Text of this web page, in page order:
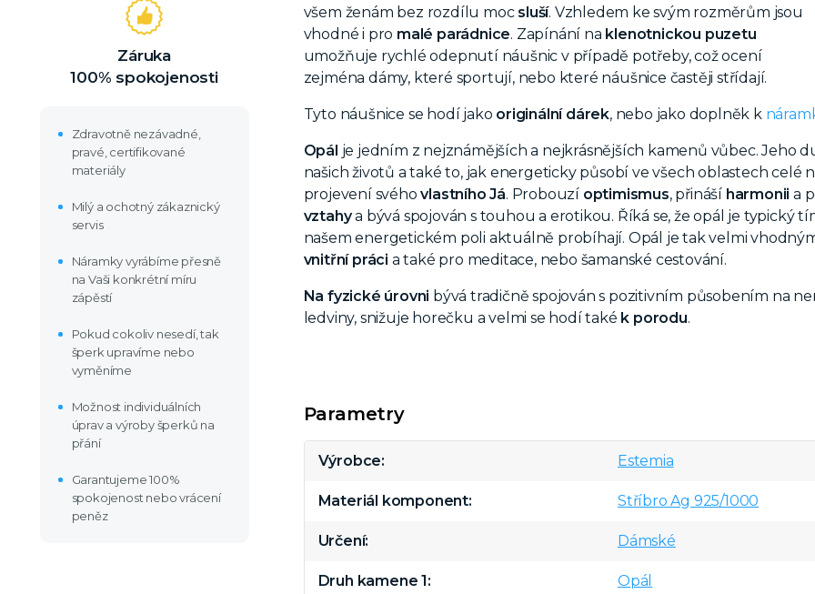
Záruka
100% spokojenosti
Zdravotně nezávadné,
pravé, certifikované
materiály
Milý a ochotný zákaznický
servis
Náramky vyrábíme přesně
na Vaši konkrétní míru
zápěstí
Pokud cokoliv nesedí, tak
šperk upravíme nebo
vyměníme
Možnost individuálních
úprav a výroby šperků na
přání
Garantujeme 100%
spokojenost nebo vrácení
peněz
všem ženám bez rozdílu moc sluší. Vzhledem ke svým rozměrům jsou
vhodné i pro malé parádnice. Zapínání na klenotnickou puzetu
umožňuje rychlé odepnutí náušnic v případě potřeby, což ocení
zejména dámy, které sportují, nebo které náušnice častěji střídají.
Tyto náušnice se hodí jako originální dárek, nebo jako doplněk k
Opál je jedním z nejznámějších a nejkrásnějších kamenů vůbec.
našich životů a také to, jak energeticky působí ve všech oblastech celé
projevení svéhovlastního Já. Probouzí optimismus, přináší harmonii a
vztahya bývá spojován s touhou a erotikou. Říká se, že opál je typický
našem energetickém poli aktuálně probíhají. Opál je tak velmi
vnitřní práci a také pro meditace, nebo šamanské cestování.
Na fyzické úrovni bývá tradičně spojován s pozitivním působením na
ledviny, snižuje horečku a velmi se hodí také k porodu.
Parametry
Výrobce Estemia
Materiál komponent Stříbro Ag 925/1000
Určení Dámské
Druh kamene 1 Opál